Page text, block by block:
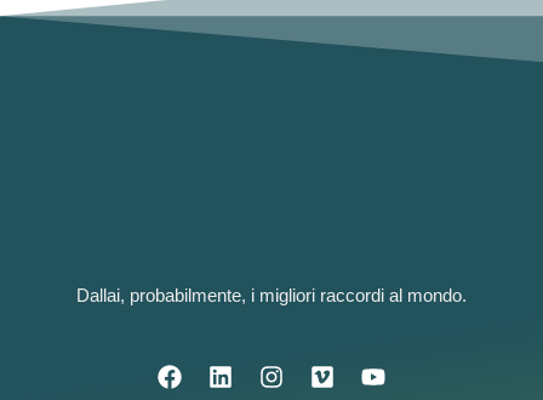
Dallai, probabilmente, i migliori raccordi al mondo.